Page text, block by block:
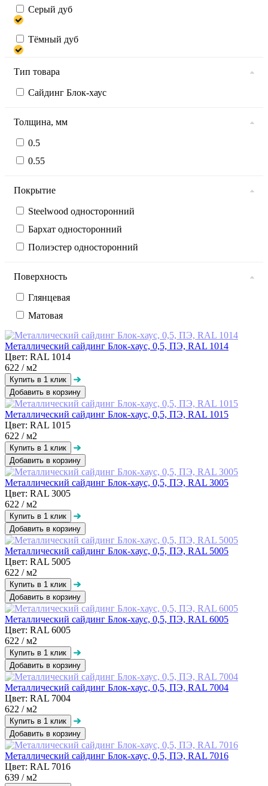
Серый дуб
Тёмный дуб
Тип товара
Сайдинг Блок-хаус
Толщина, мм
0.5
0.55
Покрытие
Steelwood односторонний
Бархат односторонний
Полиэстер односторонний
Поверхность
Глянцевая
Матовая
Металлический сайдинг Блок-хаус, 0,5, ПЭ, RAL 1014
Цвет: RAL 1014
622 / м2
Добавить в корзину
Металлический сайдинг Блок-хаус, 0,5, ПЭ, RAL 1015
Цвет: RAL 1015
622 / м2
Добавить в корзину
Металлический сайдинг Блок-хаус, 0,5, ПЭ, RAL 3005
Цвет: RAL 3005
622 / м2
Добавить в корзину
Металлический сайдинг Блок-хаус, 0,5, ПЭ, RAL 5005
Цвет: RAL 5005
622 / м2
Добавить в корзину
Металлический сайдинг Блок-хаус, 0,5, ПЭ, RAL 6005
Цвет: RAL 6005
622 / м2
Добавить в корзину
Металлический сайдинг Блок-хаус, 0,5, ПЭ, RAL 7004
Цвет: RAL 7004
622 / м2
Добавить в корзину
Металлический сайдинг Блок-хаус, 0,5, ПЭ, RAL 7016
Цвет: RAL 7016
639 / м2